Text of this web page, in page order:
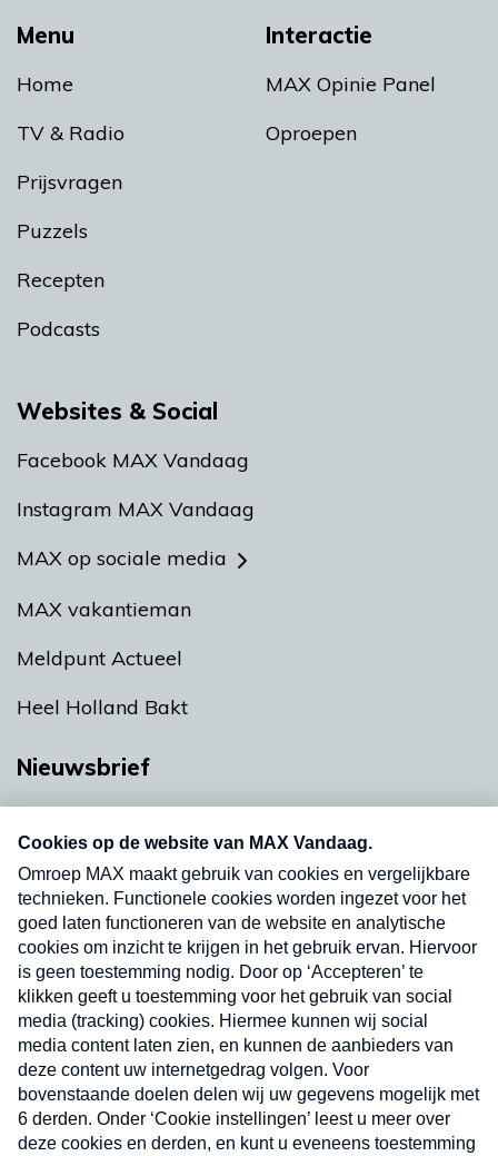
Menu
Home
TV & Radio
Prijsvragen
Puzzels
Recepten
Podcasts
Interactie
MAX Opinie Panel
Oproepen
Websites & Social
Facebook MAX Vandaag
Instagram MAX Vandaag
MAX op sociale media
MAX vakantieman
Meldpunt Actueel
Heel Holland Bakt
Nieuwsbrief
nieuwsbrief. Elke vrijdag- en dinsdagochtend in
uw mailbox.
Verzend
Nieuwsbrief